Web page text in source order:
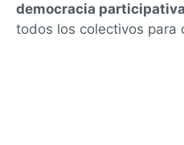
democracia
todos los colectivos para